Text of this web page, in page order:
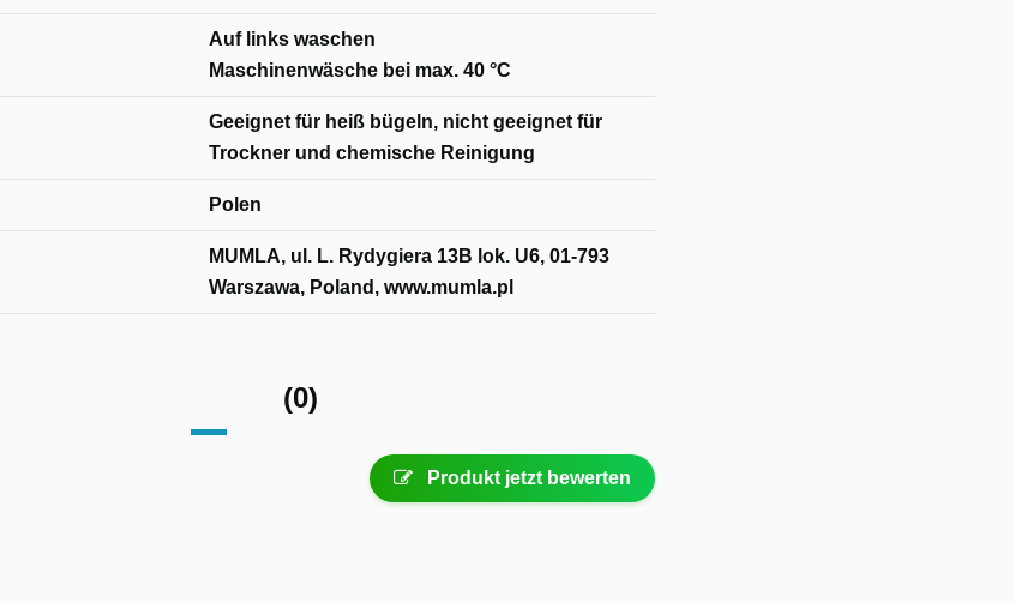
Auf links waschen
Maschinenwäsche bei max. 40 °C
Geeignet für heiß bügeln, nicht geeignet für
Trockner und chemische Reinigung
Polen
MUMLA, ul. L. Rydygiera 13B lok. U6, 01-793
Warszawa, Poland, www.mumla.pl
(0)
Produkt jetzt bewerten